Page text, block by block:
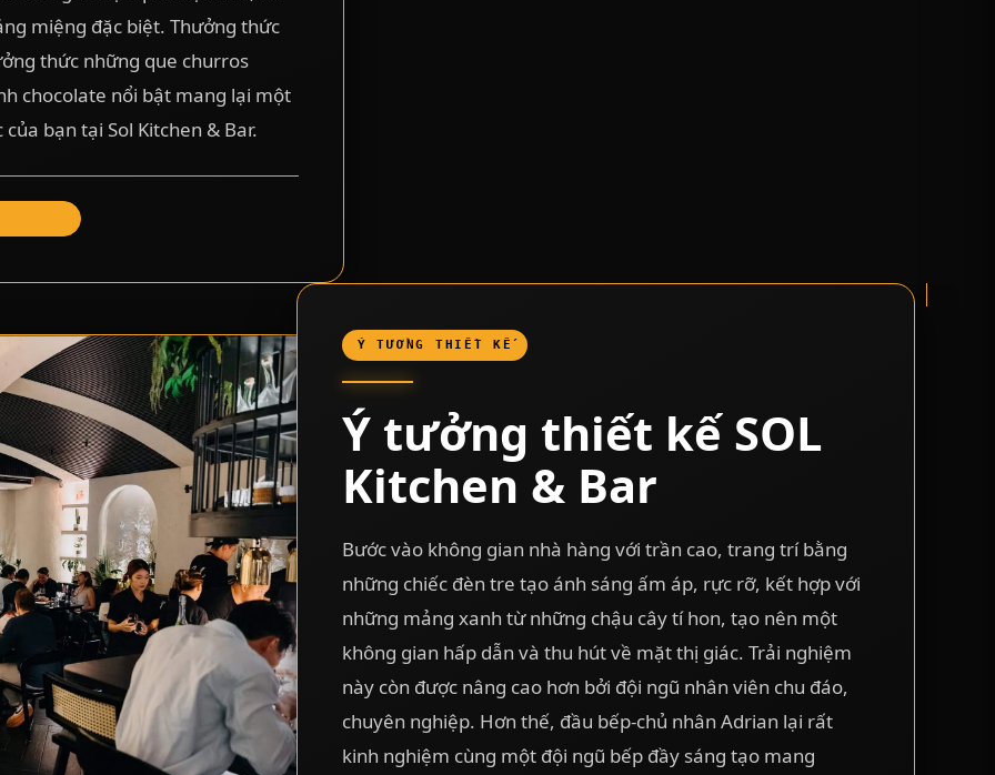
miệng đặc biệt. Thưởng thức
thức những que churros
chocolate nổi bật mang lại một
bạn tại Sol Kitchen & Bar.
Ý TƯỞNG THIẾT KẾ
Ý tưởng thiết kế SOL
Kitchen & Bar
Bước vào không gian nhà hàng với trần cao, trang trí bằng
những chiếc đèn tre tạo ánh sáng ấm áp, rực rỡ, kết hợp với
những mảng xanh từ những chậu cây tí hon, tạo nên một
không gian hấp dẫn và thu hút về mặt thị giác. Trải nghiệm
này còn được nâng cao hơn bởi đội ngũ nhân viên chu đáo,
chuyên nghiệp. Hơn thế, đầu bếp-chủ nhân Adrian lại rất
kinh nghiệm cùng một đội ngũ bếp đầy sáng tạo mang